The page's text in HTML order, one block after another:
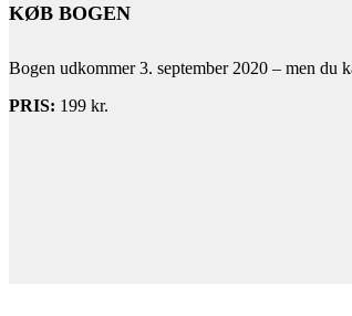
KØB BOGEN
Bogen udkommer 3. september 2020 – men du
PRIS: 199 kr.